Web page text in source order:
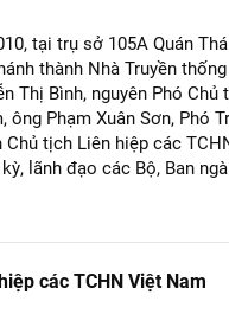
tại trụ sở 105A Quán
thành Nhà Truyền
Thị Bình, nguyên Phó
ông Phạm Xuân Sơn, Phó
Chủ tịch Liên hiệp các
lãnh đạo các Bộ, Ban
các TCHN Việt Nam